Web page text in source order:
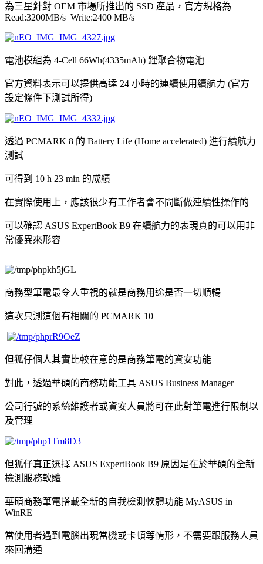
為三星針對 OEM 市場所推出的 SSD 產品，官方規格為
Read:3200MB/s Write:2400 MB/s
電池模組為 4-Cell 66Wh(4335mAh) 鋰聚合物電池
官方資料表示可以提供高達 24 小時的連續使用續航力 (官方
設定條件下測試所得)
透過 PCMARK 8 的 Battery Life (Home accelerated) 進行續航力
測試
可得到 10 h 23 min 的成績
在實際使用上，應該很少有工作者會不間斷做連續性操作的
可以確認 ASUS ExpertBook B9 在續航力的表現真的可以用非
常優異來形容
商務型筆電最令人重視的就是商務用途是否一切順暢
這次只測這個有相關的 PCMARK 10
但狐仔個人其實比較在意的是商務筆電的資安功能
對此，透過華碩的商務功能工具 ASUS Business Manager
公司行號的系統維護者或資安人員將可在此對筆電進行限制以
及管理
但狐仔真正選擇 ASUS ExpertBook B9 原因是在於華碩的全新
檢測服務軟體
華碩商務筆電搭載全新的自我檢測軟體功能 MyASUS in
WinRE
當使用者遇到電腦出現當機或卡頓等情形，不需要跟服務人員
來回溝通